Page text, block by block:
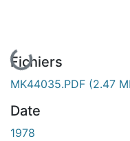
En cours de chargement...
Fichiers
MK44035.PDF (2.47
Date
1978